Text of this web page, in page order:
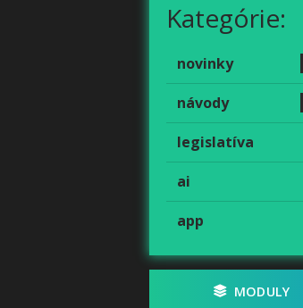
Kategórie:
novinky
návody
legislatíva
ai
app
MODULY